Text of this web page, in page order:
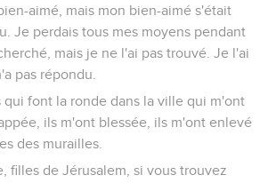
aimé, mais mon bien-aimé s'était
Je perdais tous mes moyens pendant
mais je ne l'ai pas trouvé. Je l'ai
pas répondu.
qui font la ronde dans la ville qui m'ont
ils m'ont blessée, ils m'ont enlevé
des murailles.
filles de Jérusalem, si vous trouvez